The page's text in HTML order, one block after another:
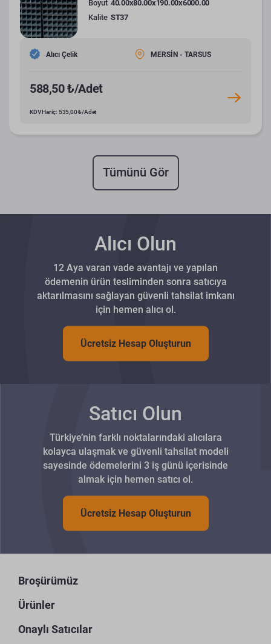
Boyut 40.00x80.00x190.00x6000.00
Kalite ST37
Alıcı Çelik MERSİN - TARSUS
588,50 ₺/Adet
KDV Hariç: 535,00 ₺/Adet
Tümünü Gör
Alıcı Olun
12 Aya varan vade avantajı ve yapılan
ödemenin ürün tesliminden sonra satıcıya
aktarılmasını sağlayan güvenli tahsilat imkanı
için hemen alıcı ol.
Ücretsiz Hesap Oluşturun
Satıcı Olun
Türkiye’nin farklı noktalarındaki alıcılara
kolayca ulaşmak ve güvenli tahsilat modeli
sayesinde ödemelerini 3 iş günü içerisinde
almak için hemen satıcı ol.
Ücretsiz Hesap Oluşturun
Broşürümüz
Ürünler
Onaylı Satıcılar